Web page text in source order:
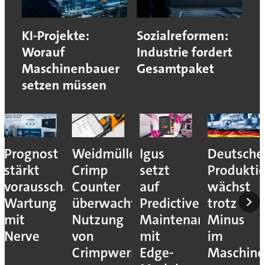
KI-Projekte:
Worauf
Maschinenbauer
setzen müssen
Sozialreformen:
Industrie fordert
Gesamtpaket
Prognost
stärkt
vorausschauende
Wartung
mit
Nerve
Weidmüller:
Crimp
Counter
überwacht
Nutzung
von
Crimpwerkzeugen
Igus
setzt
auf
Predictive
Maintenance
mit
Edge-
Deutsche
wächst
trotz
Minus
im